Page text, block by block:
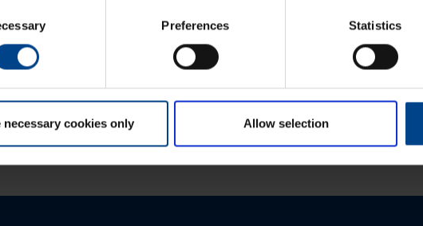
Preferences Statistics
necessary cookies only Allow selection
Domovea – älykodin toiminnot
yhdessä järjestelmässä
Matter – uusi älykotistandardi